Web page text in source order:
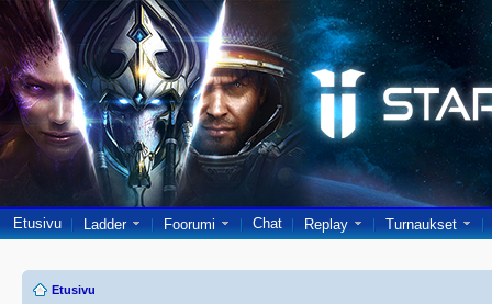
Etusivu Ladder Foorumi Chat Replay Turnaukset
Etusivu